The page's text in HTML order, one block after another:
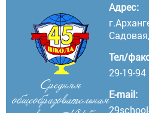
Средняя
общеобразовательная
Адрес:
Тел/
29-19-94
E-mail: